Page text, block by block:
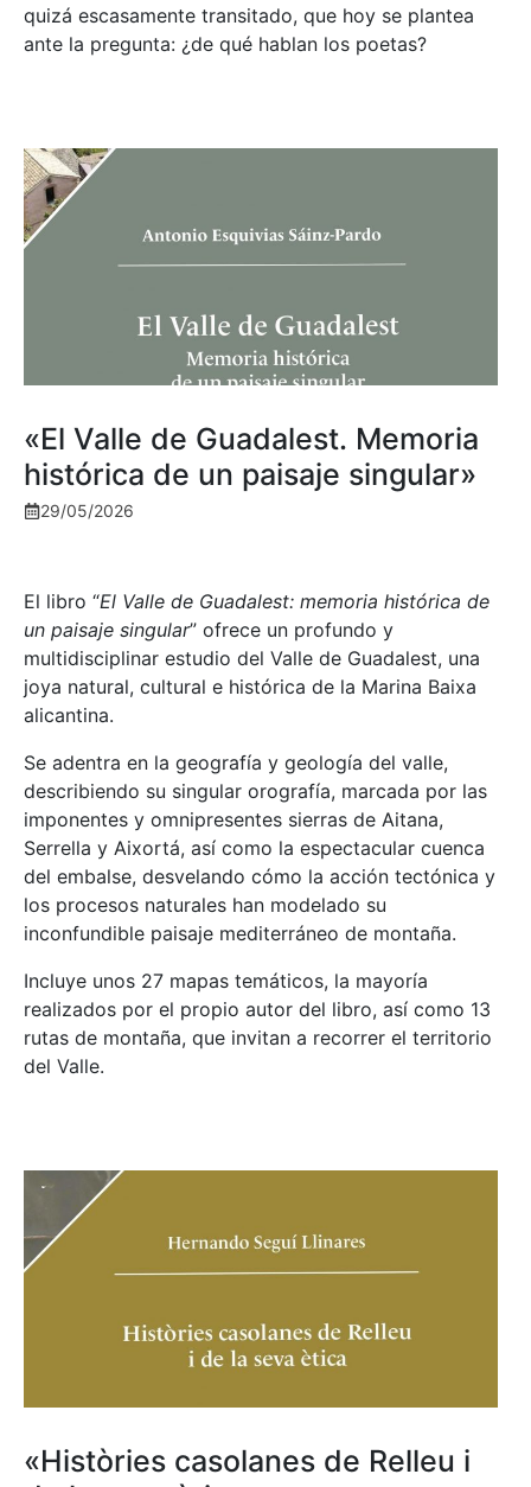
quizá escasamente transitado, que hoy se plantea
ante la pregunta: ¿de qué hablan los poetas?
«El Valle de Guadalest. Memoria
histórica de un paisaje singular»
29/05/2026
El libro “El Valle de Guadalest: memoria histórica de
un paisaje singular” ofrece un profundo y
multidisciplinar estudio del Valle de Guadalest, una
joya natural, cultural e histórica de la Marina Baixa
alicantina.
Se adentra en la geografía y geología del valle,
describiendo su singular orografía, marcada por las
imponentes y omnipresentes sierras de Aitana,
Serrella y Aixortá, así como la espectacular cuenca
del embalse, desvelando cómo la acción tectónica y
los procesos naturales han modelado su
inconfundible paisaje mediterráneo de montaña.
Incluye unos 27 mapas temáticos, la mayoría
realizados por el propio autor del libro, así como 13
rutas de montaña, que invitan a recorrer el territorio
del Valle.
«Històries casolanes de Relleu i